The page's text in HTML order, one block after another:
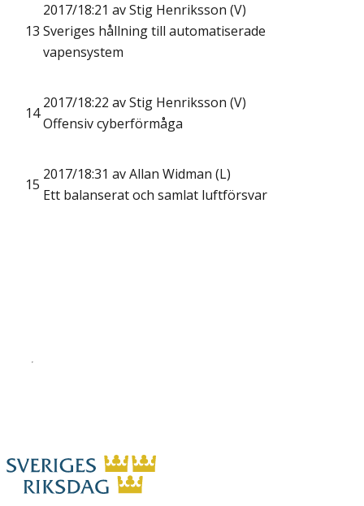
13
2017/18:21 av Stig Henriksson (V)
Sveriges hållning till automatiserade
vapensystem
14
2017/18:22 av Stig Henriksson (V)
Offensiv cyberförmåga
15
2017/18:31 av Allan Widman (L)
Ett balanserat och samlat luftförsvar